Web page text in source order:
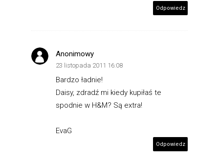
Odpowiedz
Anonimowy
23 listopada 2011 16:08
Bardzo ładnie!
Daisy, zdradź mi kiedy kupiłaś te
spodnie w H&M? Są extra!
EvaG
Odpowiedz